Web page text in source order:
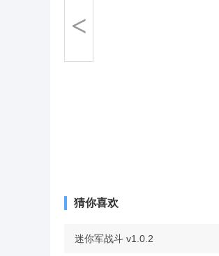
<
猜你喜欢
迷你军战斗 v1.0.2